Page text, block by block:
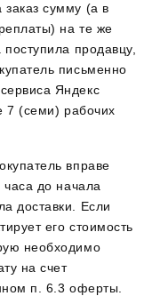
сумму (а в
на те же
продавцу,
письменно
Яндекс
7 (семи) рабочих
вправе
часа до начала
доставки. Если
его стоимость
необходимо
на счет
п. 6.3 оферты.